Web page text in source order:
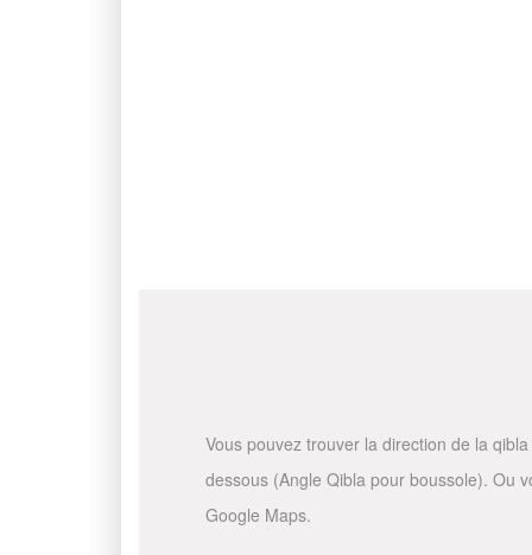
Vous pouvez trouver la direction de la
dessous (Angle Qibla pour boussole). Ou
Google Maps.